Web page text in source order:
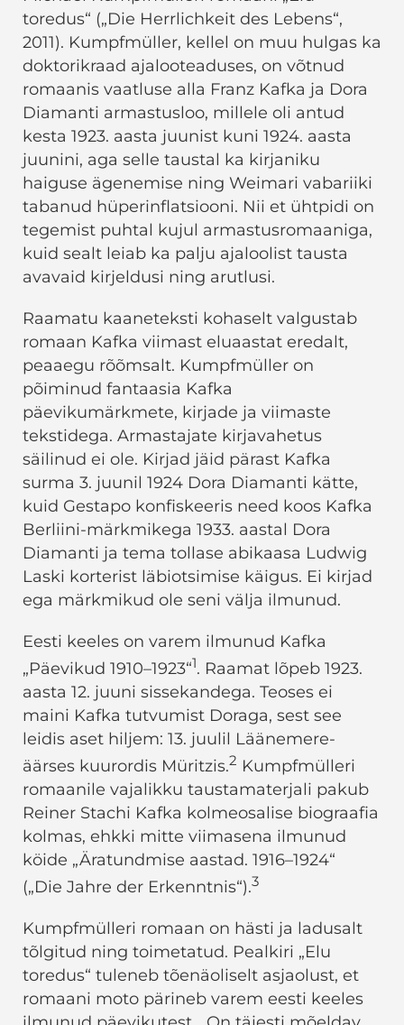
toredus“ („Die Herrlichkeit des Lebens“,
2011). Kumpfmüller, kellel on muu hulgas ka
doktorikraad ajalooteaduses, on võtnud
romaanis vaatluse alla Franz Kafka ja Dora
Diamanti armastusloo, millele oli antud
kesta 1923. aasta juunist kuni 1924. aasta
juunini, aga selle taustal ka kirjaniku
haiguse ägenemise ning Weimari vabariiki
tabanud hüperinflatsiooni. Nii et ühtpidi on
tegemist puhtal kujul armastusromaaniga,
kuid sealt leiab ka palju ajaloolist tausta
avavaid kirjeldusi ning arutlusi.
Raamatu kaaneteksti kohaselt valgustab
romaan Kafka viimast eluaastat eredalt,
peaaegu rõõmsalt. Kumpfmüller on
põiminud fantaasia Kafka
päevikumärkmete, kirjade ja viimaste
tekstidega. Armastajate kirjavahetus
säilinud ei ole. Kirjad jäid pärast Kafka
surma 3. juunil 1924 Dora Diamanti kätte,
kuid Gestapo konfiskeeris need koos Kafka
Berliini-märkmikega 1933. aastal Dora
Diamanti ja tema tollase abikaasa Ludwig
Laski korterist läbiotsimise käigus. Ei kirjad
ega märkmikud ole seni välja ilmunud.
Eesti keeles on varem ilmunud Kafka
„Päevikud 1910–1923“1. Raamat lõpeb 1923.
aasta 12. juuni sissekandega. Teoses ei
maini Kafka tutvumist Doraga, sest see
leidis aset hiljem: 13. juulil Läänemere-
äärses kuurordis Müritzis.2 Kumpfmülleri
romaanile vajalikku taustamaterjali pakub
Reiner Stachi Kafka kolmeosalise biograafia
kolmas, ehkki mitte viimasena ilmunud
köide „Äratundmise aastad. 1916–1924“
(„Die Jahre der Erkenntnis“).3
Kumpfmülleri romaan on hästi ja ladusalt
tõlgitud ning toimetatud. Pealkiri „Elu
toredus“ tuleneb tõenäoliselt asjaolust, et
romaani moto pärineb varem eesti keeles